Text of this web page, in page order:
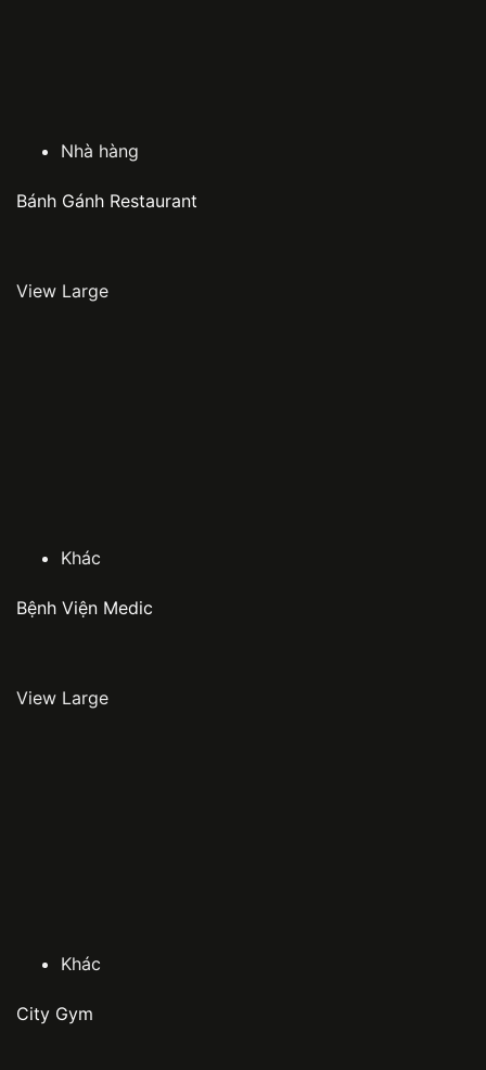
Nhà hàng
Bánh Gánh Restaurant
View Large
Khác
Bệnh Viện Medic
View Large
Khác
City Gym